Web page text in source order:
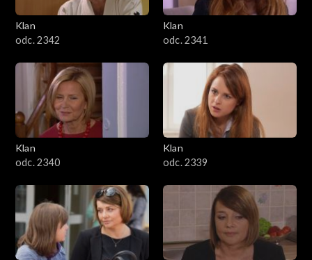
Klan
odc. 2342
Klan
odc. 2341
Klan
odc. 2340
Klan
odc. 2339